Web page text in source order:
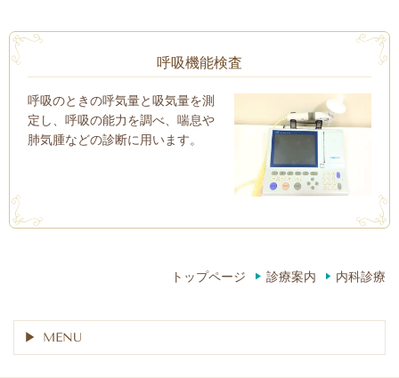
呼吸機能検査
呼吸のときの呼気量と吸気量を測
定し、呼吸の能力を調べ、喘息や
肺気腫などの診断に用います。
トップページ 診療案内 内科診療
MENU